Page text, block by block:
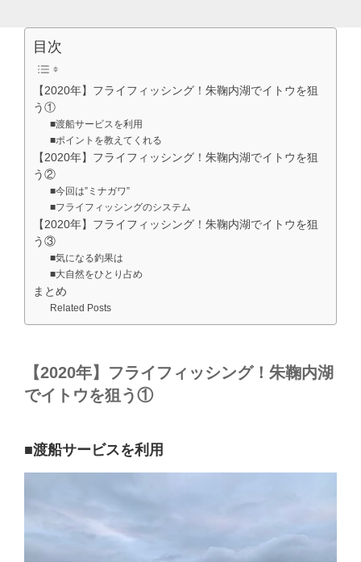
目次
【2020年】フライフィッシング！朱鞠内湖でイトウを狙
う①
■渡船サービスを利用
■ポイントを教えてくれる
【2020年】フライフィッシング！朱鞠内湖でイトウを狙
う②
■今回は”ミナガワ”
■フライフィッシングのシステム
【2020年】フライフィッシング！朱鞠内湖でイトウを狙
う③
■気になる釣果は
■大自然をひとり占め
まとめ
Related Posts
【2020年】フライフィッシング！朱鞠内湖
でイトウを狙う①
■渡船サービスを利用